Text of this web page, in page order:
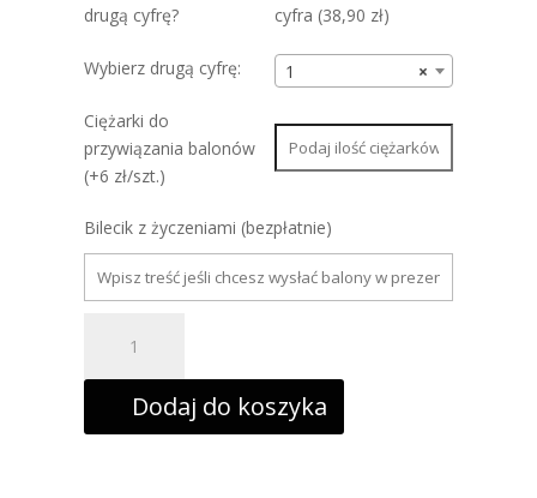
drugą cyfrę?
cyfra (38,90 zł)
Wybierz drugą cyfrę: ×
1
Ciężarki do
przywiązania balonów
(+6 zł/szt.)
Bilecik z życzeniami (bezpłatnie)
foliowy
9
helem,
błękitnym,
Dodaj do koszyka